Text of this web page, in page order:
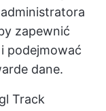
zapewnić
podejmować
dane.
Track